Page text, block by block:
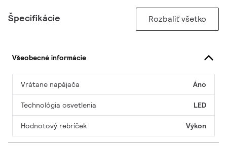
Špecifikácie Rozbaliť všetko
Všeobecné informácie
Vrátane napájača Áno
Technológia osvetlenia LED
Hodnotový rebríček Výkon